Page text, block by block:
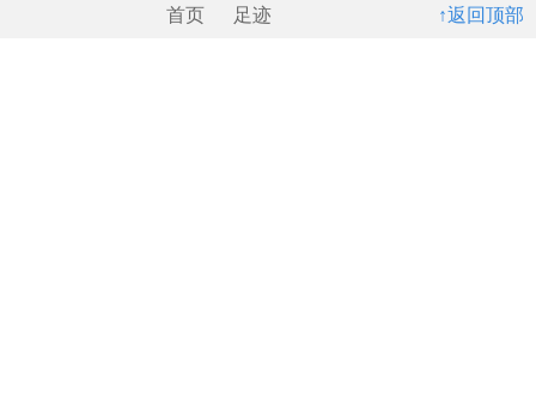
↑返回顶部
首页 足迹